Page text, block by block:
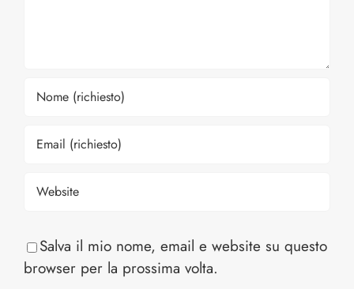
Salva il mio nome, email e website su questo
browser per la prossima volta.